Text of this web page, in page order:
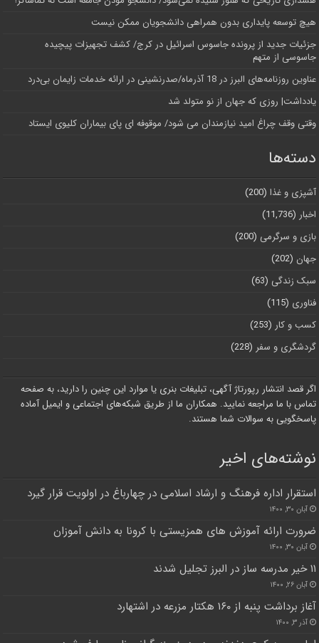
هیچ توسعه پایداری بدون همراهی دانشجویان ممکن نیست
جزئیات جدید از پرونده جاسوس اسرائیل در کرج/‌ کشف تجهیزات پیچیده
جاسوسی از متهم
عناوین روزنامه‌های البرز در ‌18 آذرماه/صدرنشینی در ارائه خدمات زایمان بی‌درد
یادداشت| روزی که جهان از نو متولد شد
وقتی وقف چراغ امید نیازمندان می شود/ موقوفه ای پای بیماران کلیوی ایستاد
دسته‌ها
آشپزی و غذا (200)
اخبار (11,736)
بازی و سرگرمی (200)
جهان (202)
سبک زندگی (63)
فناوری (115)
کسب و کار (253)
گردشگری و سفر (228)
اگر قصد انتشار رپورتاژ آگهی، تبلیغات بنری یا موارد این چنین را دارید، به صفحه
تماس با ما مراجعه نمایید. همکاران ما از طریق شبکه‌های اجتماعی و ایمیل آماده
پاسخگویی به سوالات شما هستند.
نوشته‌های اخیر
استقرار اداره فرهنگ و ارشاد اسلامی در چهارباغ در اولویت قرار گیرد
آبان ۳۰, ۱۴۰۰
ضرورت ارائه آموزش های همزیستی با کرونا به دانش آموزان
آبان ۳۰, ۱۴۰۰
۱۱ خیر مدرسه ساز در البرز تجلیل شدند
آبان ۲۶, ۱۴۰۰
آغاز برداشت پنبه از ۱۶۰ هکتار مزرعه در اشتهارد
آذر ۳, ۱۴۰۰